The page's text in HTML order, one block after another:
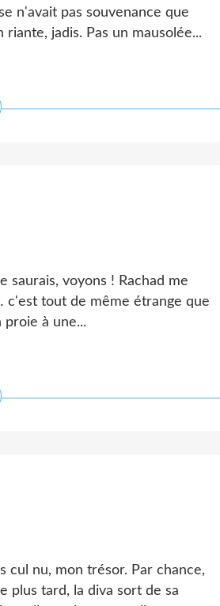
n'avait pas souvenance que
jadis. Pas un mausolée...
saurais, voyons ! Rachad me
c'est tout de même étrange que
à une...
cul nu, mon trésor. Par chance,
plus tard, la diva sort de sa